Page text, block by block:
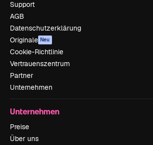
Support
AGB
Datenschutzerklärung
Originale Neu
Cookie-Richtlinie
Vertrauenszentrum
Partner
Unternehmen
Unternehmen
Preise
Über uns